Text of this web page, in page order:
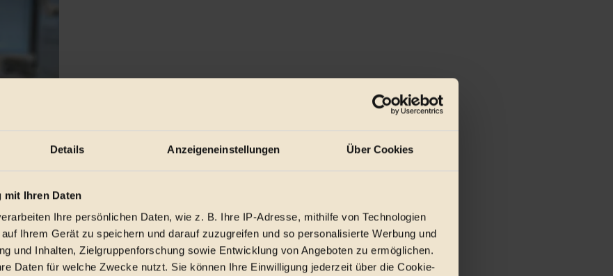
Details Anzeigeneinstellungen Über Cookies
mit Ihren Daten
Ihre persönlichen Daten, wie z. B. Ihre IP-Adresse, mithilfe von Technologien
Ihrem Gerät zu speichern und darauf zuzugreifen und so personalisierte Werbung und
und Inhalten, Zielgruppenforschung sowie Entwicklung von Angeboten zu ermöglichen.
Daten für welche Zwecke nutzt. Sie können Ihre Einwilligung jederzeit über die Cookie-
nun eine »Greenstart«-Bundesförderung...